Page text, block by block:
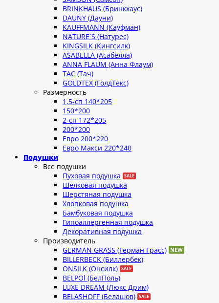
BRINKHAUS (Бринкхаус)
DAUNY (Дауни)
KAUFFMANN (Кауфман)
NATURE`S (Натурес)
KINGSILK (Кингсилк)
ASABELLA (Асабелла)
ANNA FLAUM (Анна Флаум)
TAC (Тач)
GOLDTEX (ГолдТекс)
Размерность
1,5-сп 140*205
150*200
2-сп 172*205
200*200
Евро 200*220
Евро Макси 220*240
Подушки
Все подушки
Пуховая подушка
Шелковая подушка
Шерстяная подушка
Хлопковая подушка
Бамбуковая подушка
Гипоаллергенная подушка
Декоративная подушка
Производитель
GERMAN GRASS (Герман Грасс)
BILLERBECK (Биллербек)
ONSILK (Онсилк)
BELPOl (БелПоль)
LUXE DREAM (Люкс Дрим)
BELASHOFF (Белашов)